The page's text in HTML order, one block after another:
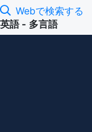
Webで検索する
英語 - 多言語